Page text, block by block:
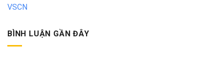
VSCN
BÌNH LUẬN GẦN ĐÂY